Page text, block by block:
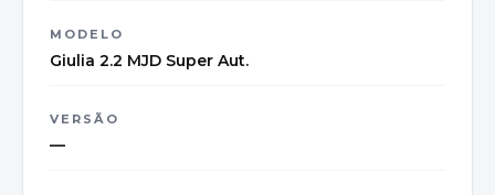
MODELO
Giulia 2.2 MJD Super Aut.
VERSÃO
—